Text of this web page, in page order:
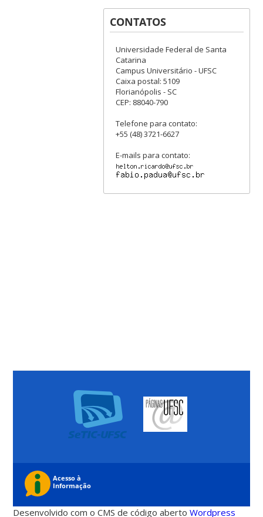
CONTATOS
Universidade Federal de Santa
Catarina
Campus Universitário - UFSC
Caixa postal: 5109
Florianópolis - SC
CEP: 88040-790
Telefone para contato:
+55 (48) 3721-6627
E-mails para contato:
Desenvolvido com o CMS de código abertoWordpress